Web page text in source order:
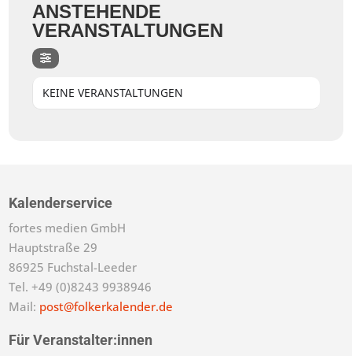
ANSTEHENDE
VERANSTALTUNGEN
KEINE VERANSTALTUNGEN
Kalenderservice
fortes medien GmbH
Hauptstraße 29
86925 Fuchstal-Leeder
Tel. +49 (0)8243 9938946
Mail: post@folkerkalender.de
Für Veranstalter:innen